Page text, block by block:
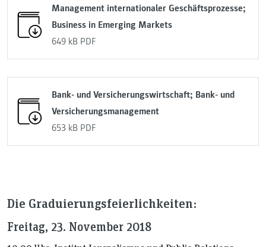
Management internationaler Geschäftsprozesse;
Business in Emerging Markets
649 kB PDF
Bank- und Versicherungswirtschaft; Bank- und
Versicherungsmanagement
653 kB PDF
Die Graduierungsfeierlichkeiten:
Freitag, 23. November 2018